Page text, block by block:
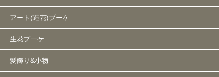
アート(造花)ブーケ
生花ブーケ
髪飾り&小物